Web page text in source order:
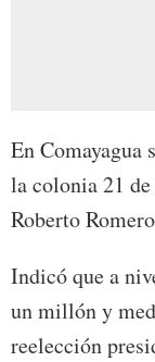
En Comayagua
la colonia 21
Roberto
Indicó que a
un millón y
reelección